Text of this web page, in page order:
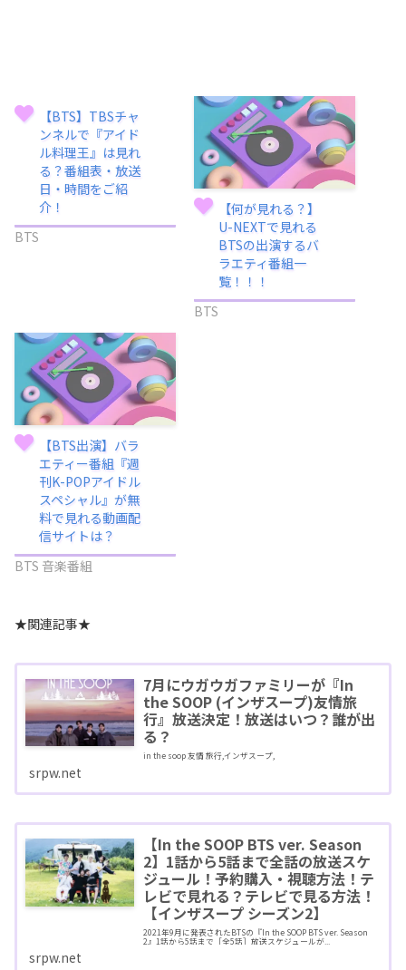
【BTS】TBSチャ
ンネルで『アイド
ル料理王』は見れ
る？番組表・放送
日・時間をご紹
介！
BTS
【何が見れる？】
U-NEXTで見れる
BTSの出演するバ
ラエティ番組一
覧！！！
BTS
【BTS出演】バラ
エティー番組『週
刊K-POPアイドル
スペシャル』が無
料で見れる動画配
信サイトは？
BTS 音楽番組
★関連記事★
7月にウガウガファミリーが『In
the SOOP (インザスープ)友情旅
行』放送決定！放送はいつ？誰が出
る？
in the soop 友情 旅行,インザスープ,
srpw.net
【In the SOOP BTS ver. Season
2】1話から5話まで全話の放送スケ
ジュール！予約購入・視聴方法！テ
レビで見れる？テレビで見る方法！
【インザスープ シーズン2】
2021年9月に発表されたBTSの『In the SOOP BTS ver. Season
2』1話から5話まで［全5話］放送スケジュールが...
srpw.net